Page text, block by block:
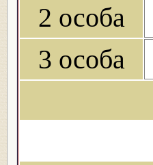
2 особа
3 особа